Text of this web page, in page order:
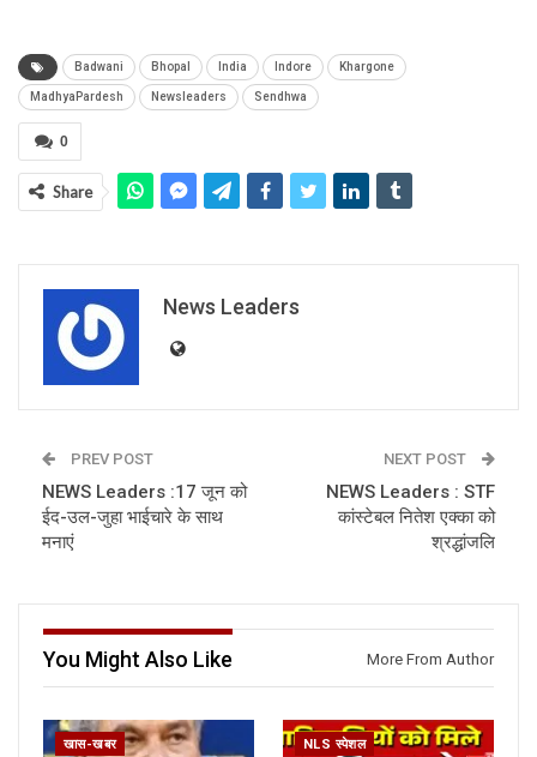
Badwani Bhopal India Indore Khargone
MadhyaPardesh Newsleaders Sendhwa
0
Share
News Leaders
PREV POST
NEWS Leaders :17 जून को
ईद-उल-जुहा भाईचारे के साथ
मनाएं
NEXT POST
NEWS Leaders : STF
कांस्टेबल नितेश एक्का को
श्रद्धांजलि
You Might Also Like More From Author
खास-खबर NLS स्पेशल